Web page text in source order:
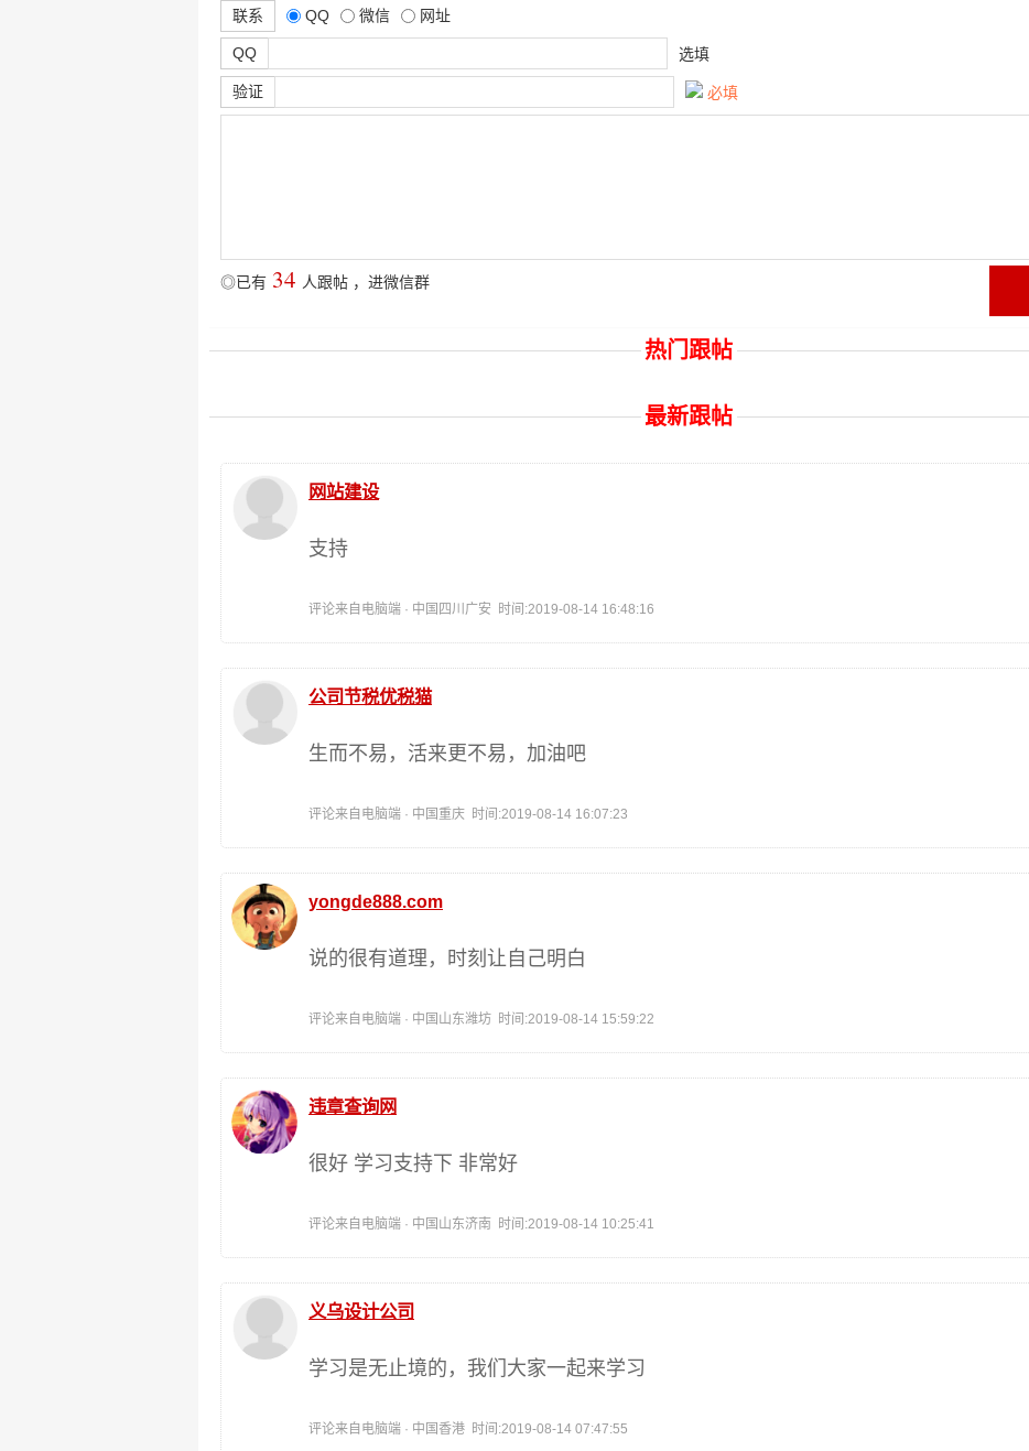
联系 QQ 微信 网址
QQ 选填
验证 必填
◎已有 34 人跟帖 ， 进微信群
热门跟帖
最新跟帖
网站建设
支持
评论来自电脑端 · 中国四川广安 时间:2019-08-14 16:48:16
公司节税优税猫
生而不易，活来更不易，加油吧
评论来自电脑端 · 中国重庆 时间:2019-08-14 16:07:23
yongde888.com
说的很有道理，时刻让自己明白
评论来自电脑端 · 中国山东潍坊 时间:2019-08-14 15:59:22
违章查询网
很好 学习支持下 非常好
评论来自电脑端 · 中国山东济南 时间:2019-08-14 10:25:41
义乌设计公司
学习是无止境的，我们大家一起来学习
评论来自电脑端 · 中国香港 时间:2019-08-14 07:47:55